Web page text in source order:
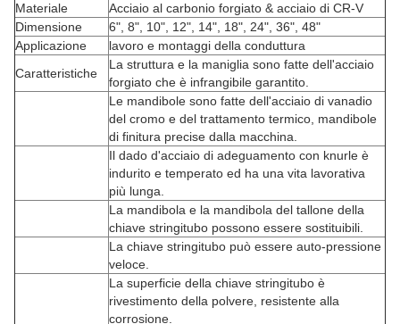
Materiale
Acciaio al carbonio forgiato & acciaio di CR-V
Dimensione
6", 8", 10", 12", 14", 18", 24", 36", 48"
Applicazione
lavoro e montaggi della conduttura
Caratteristiche
La struttura e la maniglia sono fatte dell'acciaio
forgiato che è infrangibile garantito.
Le mandibole sono fatte dell'acciaio di vanadio
del cromo e del trattamento termico, mandibole
di finitura precise dalla macchina.
Il dado d'acciaio di adeguamento con knurle è
indurito e temperato ed ha una vita lavorativa
più lunga.
La mandibola e la mandibola del tallone della
chiave stringitubo possono essere sostituibili.
La chiave stringitubo può essere auto-pressione
veloce.
La superficie della chiave stringitubo è
rivestimento della polvere, resistente alla
corrosione.